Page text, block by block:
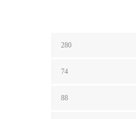
280
74
88